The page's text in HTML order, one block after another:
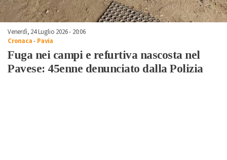
Venerdì, 24 Luglio 2026 - 20:06
Cronaca- Pavia
Fuga nei campi e refurtiva nascosta nel
Pavese: 45enne denunciato dalla Polizia